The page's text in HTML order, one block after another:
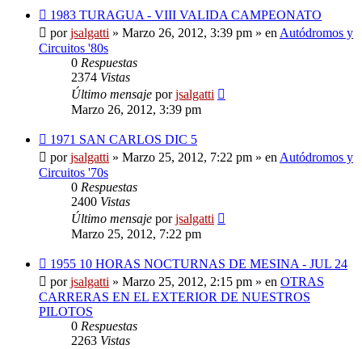
Nuevo
mensaje
1983 TURAGUA - VIII VALIDA CAMPEONATO
porjsalgatti » Marzo 26, 2012, 3:39 pm » en Autódromos y
Circuitos '80s
0 Respuestas
2374 Vistas
Último mensaje porjsalgatti
Marzo 26, 2012, 3:39 pm
Nuevo
mensaje
1971 SAN CARLOS DIC 5
porjsalgatti » Marzo 25, 2012, 7:22 pm » en Autódromos y
Circuitos '70s
0 Respuestas
2400 Vistas
Último mensaje porjsalgatti
Marzo 25, 2012, 7:22 pm
Nuevo
mensaje
1955 10 HORAS NOCTURNAS DE MESINA - JUL 24
porjsalgatti » Marzo 25, 2012, 2:15 pm » en OTRAS
CARRERAS EN EL EXTERIOR DE NUESTROS
PILOTOS
0 Respuestas
2263 Vistas